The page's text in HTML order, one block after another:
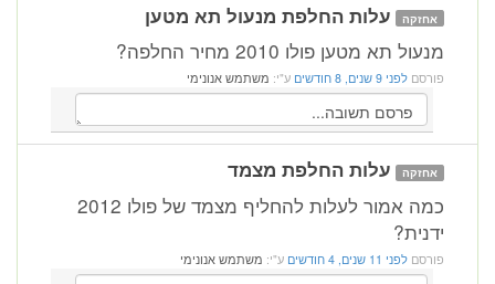
אחזקה עלות החלפת מנעול תא מטען
מנעול תא מטען פולו 2010 מחיר החלפה?
פורסם לפני 9 שנים, 8 חודשים ע"י: משתמש אנונימי
אחזקה עלות החלפת מצמד
כמה אמור לעלות להחליף מצמד של פולו 2012
ידנית?
פורסם לפני 11 שנים, 4 חודשים ע"י: משתמש אנונימי